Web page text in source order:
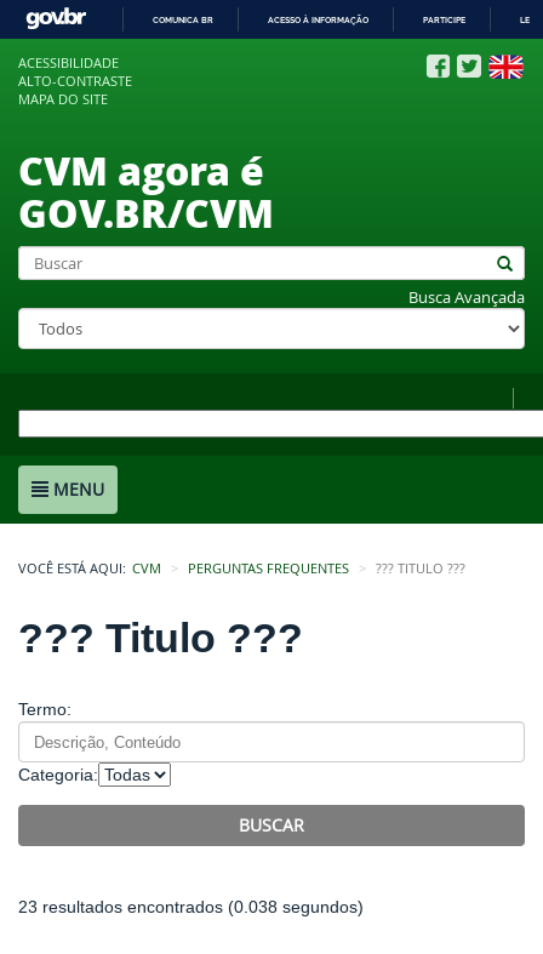
COMUNICA BR ACESSO À INFORMAÇÃO PARTICIPE
ACESSIBILIDADE
ALTO-CONTRASTE
MAPA DO SITE
CVM agora é
GOV.BR/CVM
Busca Avançada
MENU
VOCÊ ESTÁ AQUI: CVM PERGUNTAS FREQUENTES ??? TITULO ???
??? Titulo ???
Termo:
Categoria:
BUSCAR
23 resultados encontrados (0.038 segundos)